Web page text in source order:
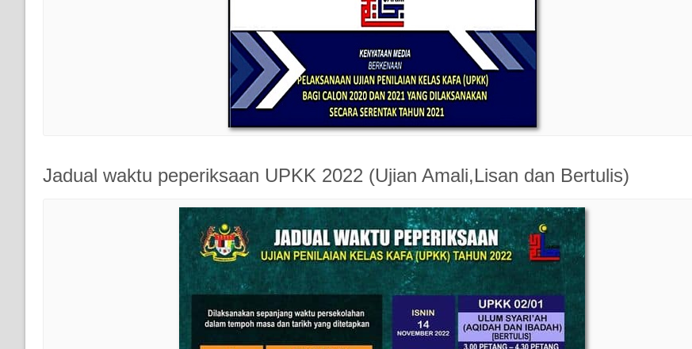
Jadual waktu peperiksaan UPKK 2022 (Ujian Amali,Lisan dan Bertulis)